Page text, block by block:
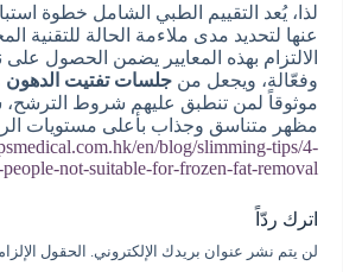
لذا، يُعد التقييم الطبي الشامل خطوة
عنها لتحديد مدى ملاءمة الحالة للتقنية
الالتزام بهذه المعايير يضمن الحصول على
وفعّالة، ويجعل من جلسات تفتيت الدهون
موثوقاً لمن تنطبق عليهم شروط الترشح،
مظهر متناسق وجذاب بأعلى مستويات
en/blog/slimming-tips/4-
not-suitable-for-frozen-fat-removal/
اترك ردّاً
لن يتم نشر عنوان بريدك الإلكتروني. الحقول
A